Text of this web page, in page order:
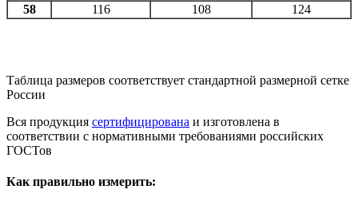
58
116 108 124
Таблица размеров соответствует стандартной размерной сетке
России
Вся продукция сертифицирована и изготовлена в
соответствии с нормативными требованиями российских
ГОСТов
Как правильно измерить: